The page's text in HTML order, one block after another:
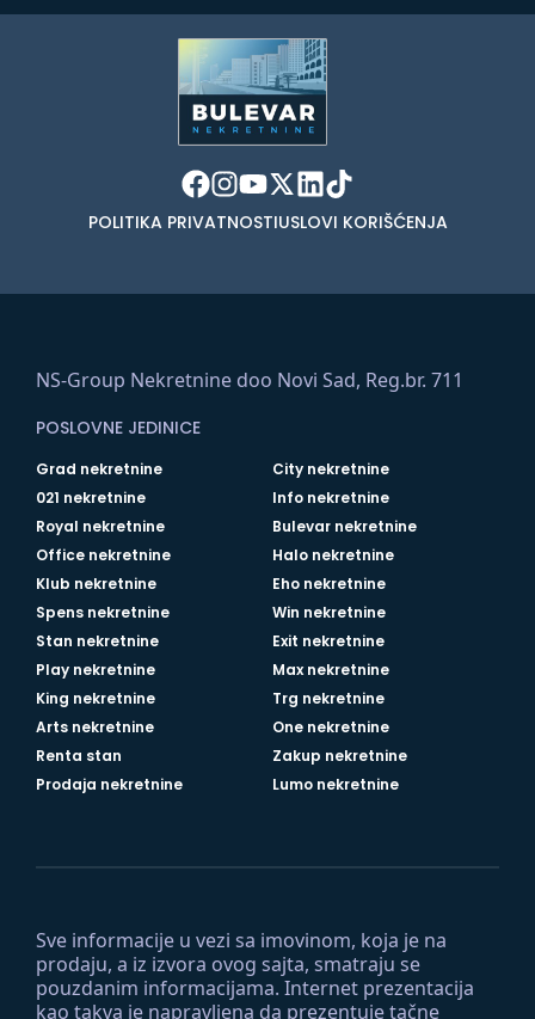
POLITIKA PRIVATNOSTIUSLOVI KORIŠĆENJA
Sve informacije u vezi sa imovinom, koja je na
prodaju, a iz izvora ovog sajta, smatraju se
pouzdanim informacijama. Internet prezentacija
kao takva je napravljena da prezentuje tačne
NS-Group Nekretnine doo Novi Sad, Reg.br. 711
POSLOVNE JEDINICE
Grad nekretnine
City nekretnine
021 nekretnine
Info nekretnine
Royal nekretnine
Bulevar nekretnine
Office nekretnine
Halo nekretnine
Klub nekretnine
Eho nekretnine
Spens nekretnine
Win nekretnine
Stan nekretnine
Exit nekretnine
Play nekretnine
Max nekretnine
King nekretnine
Trg nekretnine
Arts nekretnine
One nekretnine
Renta stan
Zakup nekretnine
Prodaja nekretnine
Lumo nekretnine